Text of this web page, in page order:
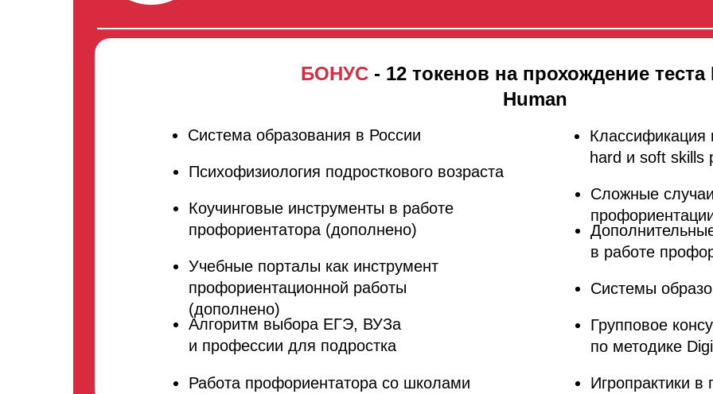
БОНУС - 12 токенов на прохождение
Human
Сложные
в работе
Системы
Групповое
по методике
Игропрактики
Классификация
hard и soft skills
Психофизиология подросткового возраста
Коучинговые инструменты в работе
профориентатора (дополнено)
Учебные порталы как инструмент
профориентационной работы
(дополнено)
Алгоритм выбора ЕГЭ, ВУЗа
и профессии для подростка
Работа профориентатора со школами
Система образования в России